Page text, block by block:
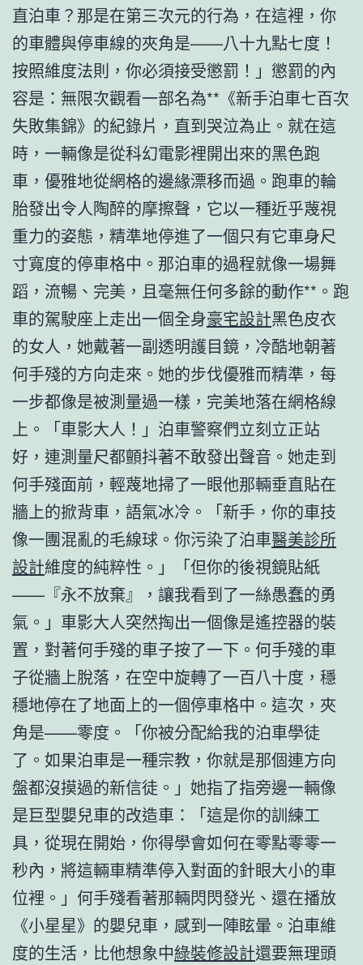
直泊車？那是在第三次元的行為，在這裡，你
的車體與停車線的夾角是——八十九點七度！
按照維度法則，你必須接受懲罰！」懲罰的內
容是：無限次觀看一部名為**《新手泊車七百次
失敗集錦》的紀錄片，直到哭泣為止。就在這
時，一輛像是從科幻電影裡開出來的黑色跑
車，優雅地從網格的邊緣漂移而過。跑車的輪
胎發出令人陶醉的摩擦聲，它以一種近乎蔑視
重力的姿態，精準地停進了一個只有它車身尺
寸寬度的停車格中。那泊車的過程就像一場舞
蹈，流暢、完美，且毫無任何多餘的動作**。跑
車的駕駛座上走出一個全身豪宅設計黑色皮衣
的女人，她戴著一副透明護目鏡，冷酷地朝著
何手殘的方向走來。她的步伐優雅而精準，每
一步都像是被測量過一樣，完美地落在網格線
上。「車影大人！」泊車警察們立刻立正站
好，連測量尺都顫抖著不敢發出聲音。她走到
何手殘面前，輕蔑地掃了一眼他那輛垂直貼在
牆上的掀背車，語氣冰冷。「新手，你的車技
像一團混亂的毛線球。你污染了泊車醫美診所
設計維度的純粹性。」「但你的後視鏡貼紙
——『永不放棄』，讓我看到了一絲愚蠢的勇
氣。」車影大人突然掏出一個像是遙控器的裝
置，對著何手殘的車子按了一下。何手殘的車
子從牆上脫落，在空中旋轉了一百八十度，穩
穩地停在了地面上的一個停車格中。這次，夾
角是——零度。「你被分配給我的泊車學徒
了。如果泊車是一種宗教，你就是那個連方向
盤都沒摸過的新信徒。」她指了指旁邊一輛像
是巨型嬰兒車的改造車：「這是你的訓練工
具，從現在開始，你得學會如何在零點零零一
秒內，將這輛車精準停入對面的針眼大小的車
位裡。」何手殘看著那輛閃閃發光、還在播放
《小星星》的嬰兒車，感到一陣眩暈。泊車維
度的生活，比他想象中綠裝修設計還要無理頭